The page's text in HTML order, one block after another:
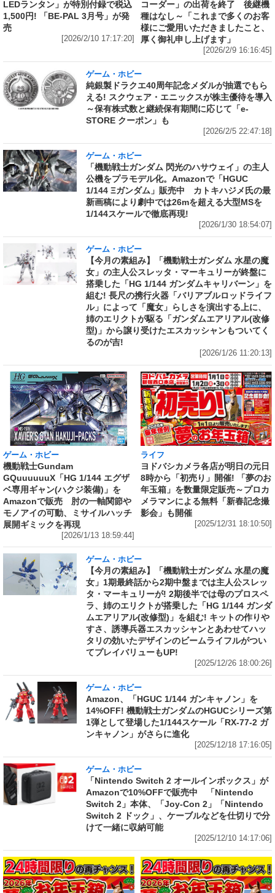
LEDランタン」が特別付録で税込
1,500円! 「BE-PAL 3月号」が発
売
[2026/2/10 17:17:20]
コーダー」の出荷を終了 後継機
種はなし～「これまで多くのお客
様にご愛用いただきましたこと、
厚く御礼申し上げます」
[2026/2/9 16:16:45]
ゲーム・ホビー
純銀製ドラクエ40周年記念メダルが抽選でもら
える! スクウェア・エニックスが株主優待を導入
～保有株式数と継続保有期間に応じて「e-
STORE クーポン」も
[2026/2/5 22:47:18]
ゲーム・ホビー
「機動戦士ガンダム 閃光のハサウェイ」の主人
公機をプラモデル化。Amazonで「HGUC
1/144 Ξガンダム」販売中 カトキハジメ氏の最
新画稿により劇中では26mを超える大型MSを
1/144スケールで徹底再現!
[2026/1/30 18:54:07]
ゲーム・ホビー
【今月の素組み】「機動戦士ガンダム 水星の魔
女」の主人公スレッタ・マーキュリーが終盤に
搭乗した「HG 1/144 ガンダムキャリバーン」を
組む! 長尺の携行火器「バリアブルロッドライフ
ル」によって「魔女」らしさを演出する上に、
姉のエリクトが駆る「ガンダムエアリアル(改修
型)」から譲り受けたエスカッシャンもついてく
るのが吉!
[2026/1/26 11:20:13]
ゲーム・ホビー
機動戦士Gundam
GQuuuuuuX「HG 1/144 エグザ
ベ専用ギャン(ハクジ装備)」を
Amazonで販売 肘の一軸関節や
モノアイの可動、ミサイルハッチ
展開ギミックを再現
[2026/1/13 18:59:44]
ライフ
ヨドバシカメラ各店が明日の元日
8時から「初売り」開催! 「夢のお
年玉箱」を数量限定販売～プロカ
メラマンによる無料「新春記念撮
影会」も開催
[2025/12/31 18:10:50]
ゲーム・ホビー
【今月の素組み】「機動戦士ガンダム 水星の魔
女」1期最終話から2期中盤までは主人公スレッ
タ・マーキュリーが! 2期後半では母のプロスペ
ラ、姉のエリクトが搭乗した「HG 1/144 ガンダ
ムエアリアル(改修型)」を組む! キットの作りや
すさ、誘導兵器エスカッシャンとあわせてハッ
タリの効いたデザインのビームライフルがつい
てプレイバリューもUP!
[2025/12/26 18:00:26]
ゲーム・ホビー
Amazon、「HGUC 1/144 ガンキャノン」を
14%OFF! 機動戦士ガンダムのHGUCシリーズ第
1弾として登場した1/144スケール「RX-77-2 ガ
ンキャノン」がさらに進化
[2025/12/18 17:16:05]
ゲーム・ホビー
「Nintendo Switch 2 オールインボックス」が
Amazonで10%OFFで販売中 「Nintendo
Switch 2」本体、「Joy-Con 2」「Nintendo
Switch 2 ドック」、ケーブルなどを仕切りで分
けて一緒に収納可能
[2025/12/10 14:17:06]